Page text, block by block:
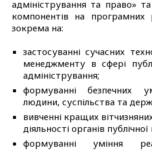
адміністрування та право»
компонентів на програмних
зокрема на:
застосуванні сучасних
менеджменту в сфері
адміністрування;
формуванні безпечних
людини, суспільства та
вивченні кращих
діяльності органів
формуванні уміння